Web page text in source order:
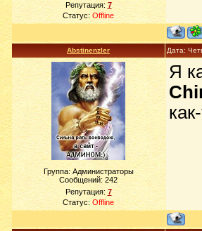
Репутация:7
Статус: Offline
Abstinenzler Дата:
Группа: Администраторы
Сообщений: 242
Репутация: 7
Статус: Offline
Я